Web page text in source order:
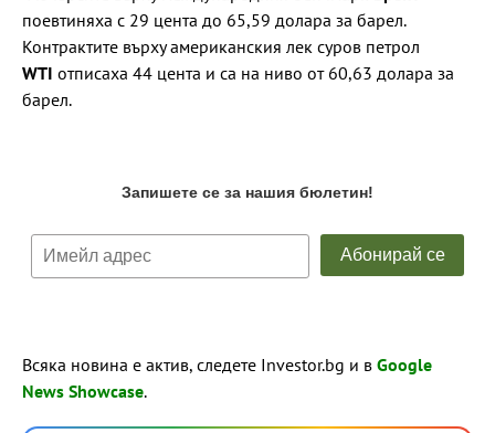
поевтиняха с 29 цента до 65,59 долара за барел.
Контрактите върху американския лек суров петрол
WTI отписаха 44 цента и са на ниво от 60,63 долара за
барел.
Всяка новина е актив, следете Investor.bg и в Google
News Showcase.